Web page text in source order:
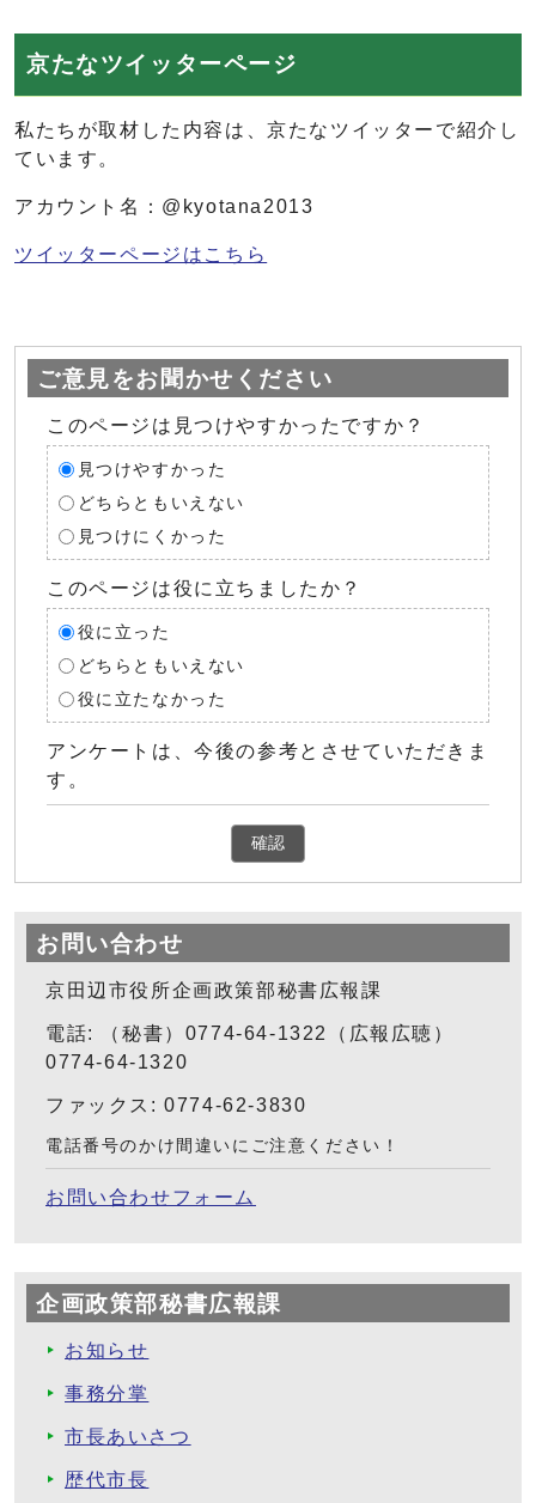
京たなツイッターページ
私たちが取材した内容は、京たなツイッターで紹介し
ています。
アカウント名：@kyotana2013
ツイッターページはこちら
ご意見をお聞かせください
このページは見つけやすかったですか？
見つけやすかった
どちらともいえない
見つけにくかった
このページは役に立ちましたか？
役に立った
どちらともいえない
役に立たなかった
アンケートは、今後の参考とさせていただきま
す。
確認
お問い合わせ
京田辺市役所企画政策部秘書広報課
電話: （秘書）0774-64-1322（広報広聴）
0774-64-1320
ファックス: 0774-62-3830
電話番号のかけ間違いにご注意ください！
お問い合わせフォーム
企画政策部秘書広報課
お知らせ
事務分掌
市長あいさつ
歴代市長